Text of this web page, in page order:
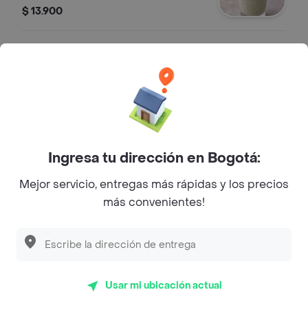
yerbabuena.
$ 13.900
Limonada Natural
Limonada natural.
Limonada de hierbabuena.
Ingresa tu dirección en Bogotá:
Mejor servicio, entregas más rápidas y los precios
más convenientes!
Usar mi ubicación actual